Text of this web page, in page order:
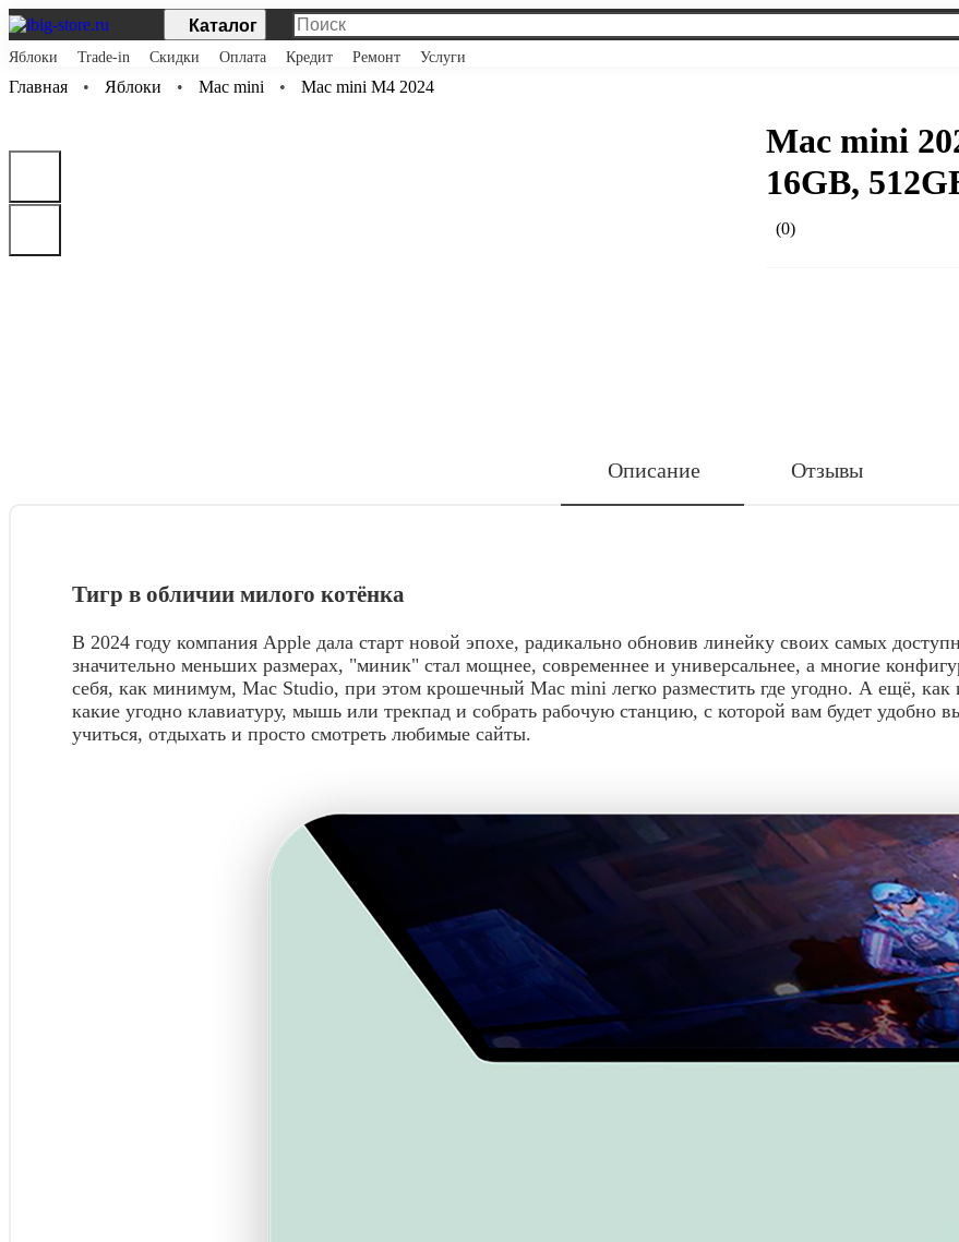
Каталог
Яблоки
Trade-in Скидки Оплата Кредит Ремонт Услуги
Главная Яблоки Mac mini Mac mini M4 2024
Mac mini
16GB,
(0)
Описание Отзывы
Тигр в обличии милого котёнка
В 2024 году компания Apple дала старт новой эпохе, радикально обновив линейку своих самых
значительно меньших размерах, "миник" стал мощнее, современнее и универсальнее, а многие
себя, как минимум, Mac Studio, при этом крошечный Mac mini легко разместить где угодно. А ещё,
какие угодно клавиатуру, мышь или трекпад и собрать рабочую станцию, с которой вам будет удобно
учиться, отдыхать и просто смотреть любимые сайты.